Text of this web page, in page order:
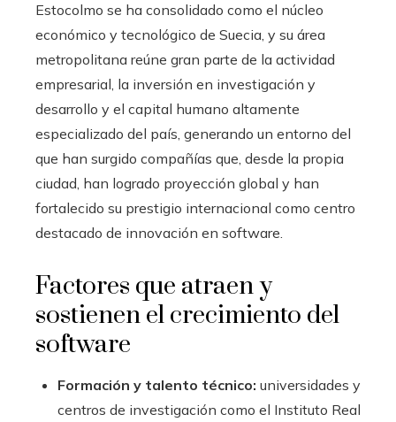
Estocolmo se ha consolidado como el núcleo
económico y tecnológico de Suecia, y su área
metropolitana reúne gran parte de la actividad
empresarial, la inversión en investigación y
desarrollo y el capital humano altamente
especializado del país, generando un entorno del
que han surgido compañías que, desde la propia
ciudad, han logrado proyección global y han
fortalecido su prestigio internacional como centro
destacado de innovación en software.
Factores que atraen y
sostienen el crecimiento del
software
Formación y talento técnico: universidades y
centros de investigación como el Instituto Real